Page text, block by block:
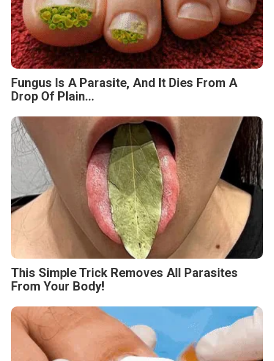
Fungus Is A Parasite, And It Dies From A
Drop Of Plain...
This Simple Trick Removes All Parasites
From Your Body!